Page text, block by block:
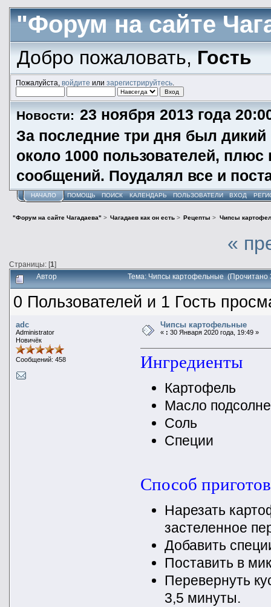
"Форум на сайте
Добро пожаловать,Гость
Пожалуйста, войдите или зарегистрируйтесь.
Новости: 23 ноября 2013 года
За последние три дня был дикий
около 1000 пользователей, плюс
сообщений. Поудалял все и
НАЧАЛО ПОМОЩЬ ПОИСК КАЛЕНДАРЬ ПОЛЬЗОВАТЕЛИ ВХОД
"Форум на сайте Чагадаева" > Чагадаев как он есть > Рецепты > Чипсы
«
Страницы: [1]
Автор Тема: Чипсы картофельные (Прочитано
0 Пользователей и 1 Гость
adc
Administrator
Новичёк
Сообщений: 458
Чипсы картофельные
« : 30 Января 2020 года, 19:49 »
Ингредиенты
Картофель
Масло
Соль
Специи
Способ
Нарезать
застеленное
Добавить
Поставить в
Перевернуть
3,5 минуты.